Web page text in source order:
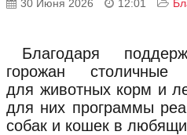
30 Июня 2026 12:01
Благодаря
горожан
для животных корм и
для них программы
собак и кошек в